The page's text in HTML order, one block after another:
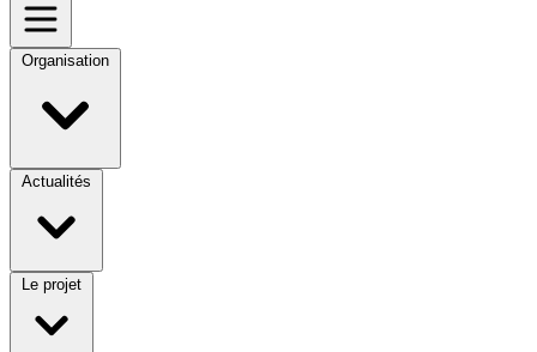
Organisation
Actualités
Le projet